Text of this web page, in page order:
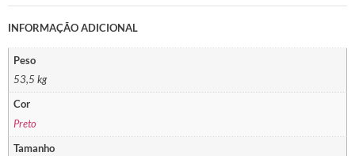
INFORMAÇÃO ADICIONAL
Peso
53,5 kg
Cor
Preto
Tamanho